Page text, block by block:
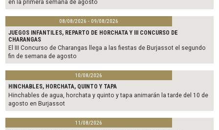
en la primera semana de agosto
08/08/2026 - 09/08/2026
JUEGOS INFANTILES, REPARTO DE HORCHATA Y III CONCURSO DE
CHARANGAS
El III Concurso de Charangas llega a las fiestas de Burjassot el segundo
fin de semana de agosto
10/08/2026
HINCHABLES, HORCHATA, QUINTO Y TAPA
Hinchables de agua, horchata y quinto y tapa animarán la tarde del 10 de
agosto en Burjassot
11/08/2026